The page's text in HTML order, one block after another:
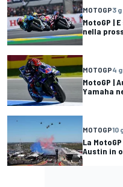
MOTOGP3 g
MotoGP |
nella
MOTOGP4 g
MotoGP |
Yamaha
MOTOGP10
La
Austin in